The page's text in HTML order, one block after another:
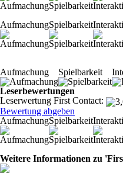
AufmachungSpielbarkeit
Aufmachung
Spielbarkeit
Leserbewertungen
Leserwertung First Contact:
Bewertung abgeben
AufmachungSpielbarkeit
Weitere Informationen zu